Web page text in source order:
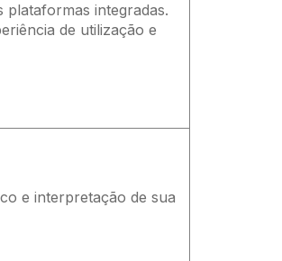
plataformas integradas.
de utilização e
e interpretação de sua